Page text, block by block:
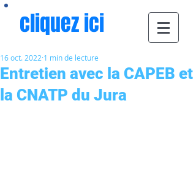
cliquez ici
Entretien avec la CAPEB et
la CNATP du Jura
16 oct. 2022 1 min de lecture